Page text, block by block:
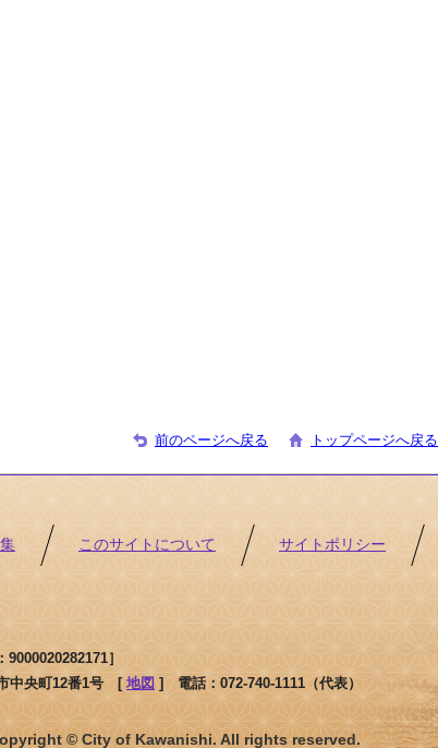
前のページへ戻る トップページへ戻る
このサイトについて サイトポリシー
］
中央町12番1号 [地図 ]電話：072-740-1111（代表）
© City of Kawanishi. All rights reserved.